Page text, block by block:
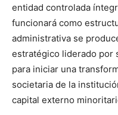
entidad controlada
funcionará como
administrativa se
estratégico liderado por
para iniciar una
societaria de la
capital externo